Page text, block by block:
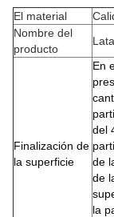
El material
Nombre del
producto
Finalización de
la superficie
En
del
de
de
la